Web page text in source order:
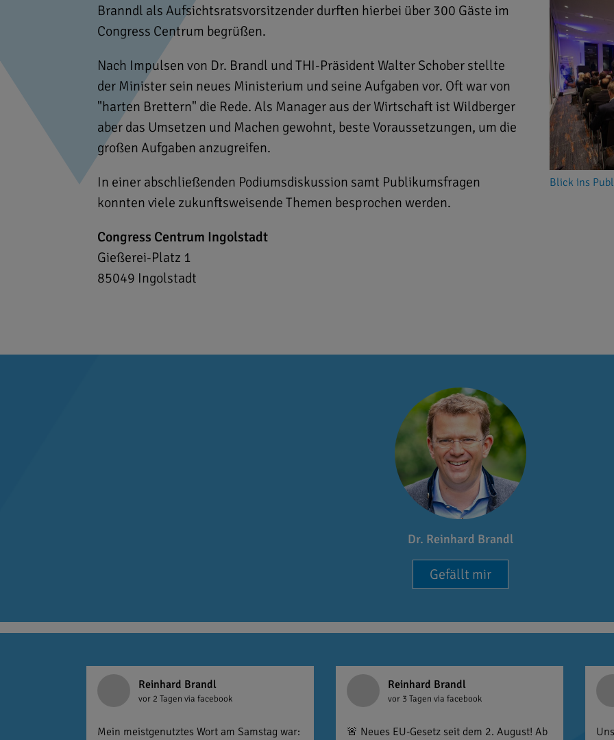
Blick ins
Branndl als Aufsichtsratsvorsitzender durften hierbei über 300 Gäste im
Congress Centrum begrüßen.
Nach Impulsen von Dr. Brandl und THI-Präsident Walter Schober stellte
der Minister sein neues Ministerium und seine Aufgaben vor. Oft war von
"harten Brettern" die Rede. Als Manager aus der Wirtschaft ist Wildberger
aber das Umsetzen und Machen gewohnt, beste Voraussetzungen, um die
großen Aufgaben anzugreifen.
In einer abschließenden Podiumsdiskussion samt Publikumsfragen
konnten viele zukunftsweisende Themen besprochen werden.
Congress Centrum Ingolstadt
Gießerei-Platz 1
85049 Ingolstadt
Dr. Reinhard Brandl
Gefällt mir
Reinhard Brandl
vor 2 Tagen via facebook
Mein meistgenutztes Wort am Samstag war:
Reinhard Brandl
vor 3 Tagen via facebook
🚨 Neues EU-Gesetz seit dem 2. August! Ab